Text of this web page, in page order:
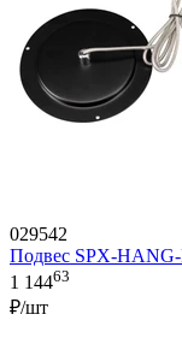
029542
Подвес SPX-
1 14463
₽/шт